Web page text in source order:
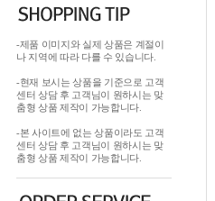
-제품 이미지와 실제 상품은 계절이
나 지역에 따라 다를 수 있습니다.
-현재 보시는 상품을 기준으로 고객
센터 상담 후 고객님이 원하시는 맞
춤형 상품 제작이 가능합니다.
-본 사이트에 없는 상품이라도 고객
센터 상담 후 고객님이 원하시는 맞
춤형 상품 제작이 가능합니다.